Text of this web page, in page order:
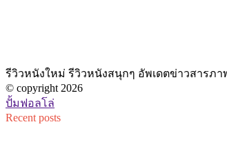
รีวิวหนังใหม่ รีวิวหนังสนุกๆ อัพเดตข่าวสารภา
© copyright 2026
ปั้มฟอลโล่
Recent posts